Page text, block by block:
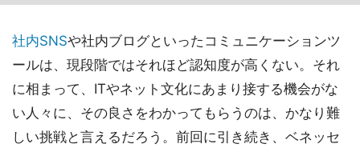
社内SNSや社内ブログといったコミュニケーションツ
ールは、現段階ではそれほど認知度が高くない。それ
に相まって、ITやネット文化にあまり接する機会がな
い人々に、その良さをわかってもらうのは、かなり難
しい挑戦と言えるだろう。前回に引き続き、ベネッセ